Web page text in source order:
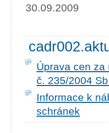
30.09.2009
Úprava cen
č. 235/2004
Informace k
schránek